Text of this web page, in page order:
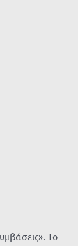
Το